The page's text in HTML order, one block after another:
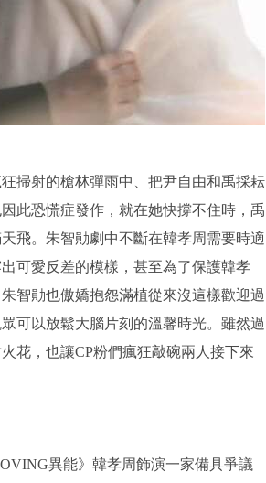
掃射的槍林彈雨中、把尹自由和禹採耘
此恐慌症發作，就在她快撐不住時，禹
飛。朱智勛劇中不斷在韓孝周需要時適
可愛反差的模樣，甚至為了保護韓孝
智勛也傲嬌抱怨滿植從來沒這樣歡迎過
可以放鬆大腦片刻的溫馨時光。雖然過
花，也讓CP粉們瘋狂敲碗兩人接下來
異能》韓孝周飾演一家備具爭議